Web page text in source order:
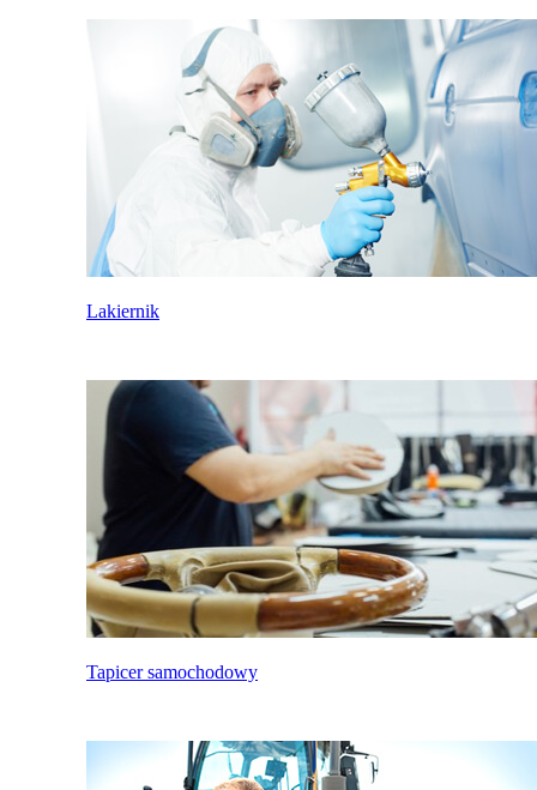
Lakiernik
Tapicer samochodowy